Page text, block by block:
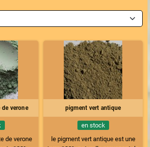
verone
de verone
pigment vert antique
en stock
le pigment vert antique est une